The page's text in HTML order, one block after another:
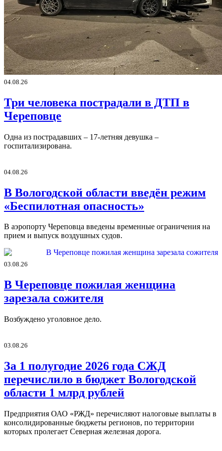
04.08.26
Три человека пострадали в ДТП в
Череповце
Одна из пострадавших – 17-летняя девушка –
госпитализирована.
04.08.26
В Вологодской области введён режим
«Беспилотная опасность»
В аэропорту Череповца введены временные ограничения на
прием и выпуск воздушных судов.
03.08.26
В Череповце пожилая женщина
зарезала сожителя
Возбуждено уголовное дело.
03.08.26
За 1 полугодие 2026 года СЖД
перечислило в бюджет Вологодской
области 1 млрд рублей
Предприятия ОАО «РЖД» перечисляют налоговые выплаты в
консолидированные бюджеты регионов, по территории
которых пролегает Северная железная дорога.